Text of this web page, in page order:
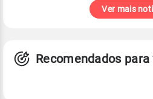
Ver mais
Recomendados para